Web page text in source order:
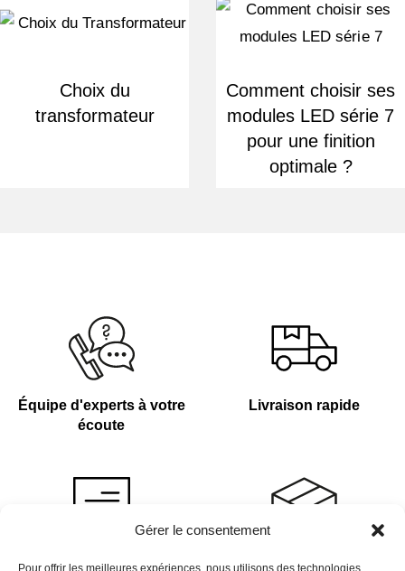
Gérer le consentement
Pour offrir les meilleures expériences, nous utilisons des technologies
Choix du
transformateur
Comment choisir ses
modules LED série 7
pour une finition
optimale ?
Équipe d'experts à votre
écoute
Livraison rapide
Devis sur demande Plus de 4 000 références